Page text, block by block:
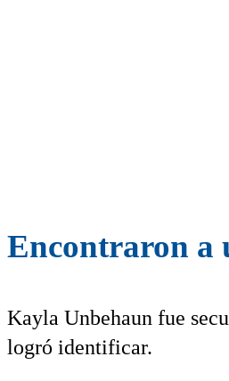
Encontraron a
Kayla Unbehaun fue
logró identificar.